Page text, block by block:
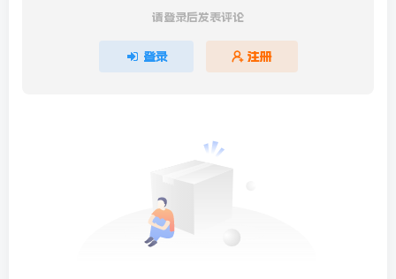
请登录后发表评论
登录 注册